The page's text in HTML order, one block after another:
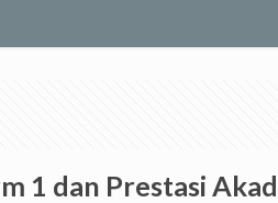
1 dan Prestasi